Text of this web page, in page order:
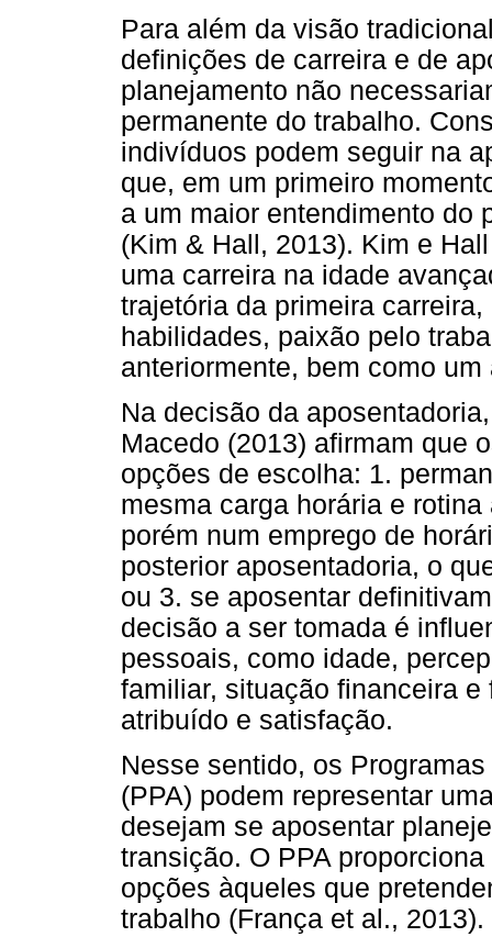
Para além da visão
definições de carreira e de
planejamento não
permanente do trabalho.
indivíduos podem seguir na
que, em um primeiro
a um maior entendimento do
(Kim & Hall, 2013). Kim e
uma carreira na idade
trajetória da primeira
habilidades, paixão pelo
anteriormente, bem como
Na decisão da
Macedo (2013) afirmam que
opções de escolha: 1.
mesma carga horária e
porém num emprego de
posterior aposentadoria, o
ou 3. se aposentar
decisão a ser tomada é
pessoais, como idade,
familiar, situação financeira
atribuído e satisfação.
Nesse sentido, os
(PPA) podem representar
desejam se aposentar
transição. O PPA
opções àqueles que
trabalho (França et al., 2013).